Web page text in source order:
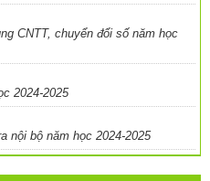
CNTT, chuyển đổi số năm học
2024-2025
nội bộ năm học 2024-2025